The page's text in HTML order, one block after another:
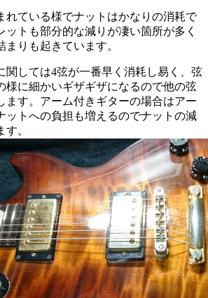
れている様でナットはかなりの消耗で
ットも部分的な減りが凄い箇所が多く
まりも起きています。
関しては4弦が一番早く消耗し易く、弦
様に細かいギザギザになるので他の弦
ます。アーム付きギターの場合はアー
ットへの負担も増えるのでナットの減
。